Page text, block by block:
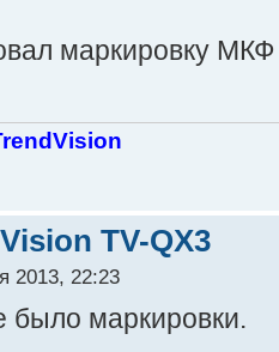
маркировку
TV-QX3
2013, 22:23
маркировки.